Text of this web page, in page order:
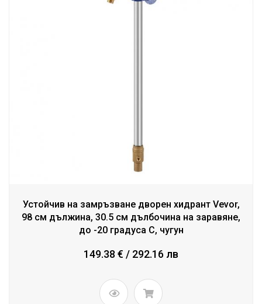
Устойчив на замръзване дворен хидрант Vevor,
98 см дължина, 30.5 см дълбочина на заравяне,
до -20 градуса C, чугун
149.38 € / 292.16 лв